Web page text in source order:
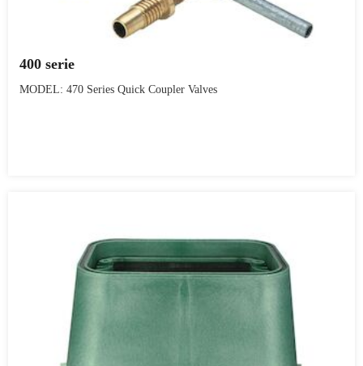
400 serie
MODEL: 470 Series Quick Coupler Valves